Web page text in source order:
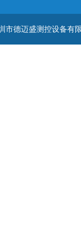
市德迈盛测控设备